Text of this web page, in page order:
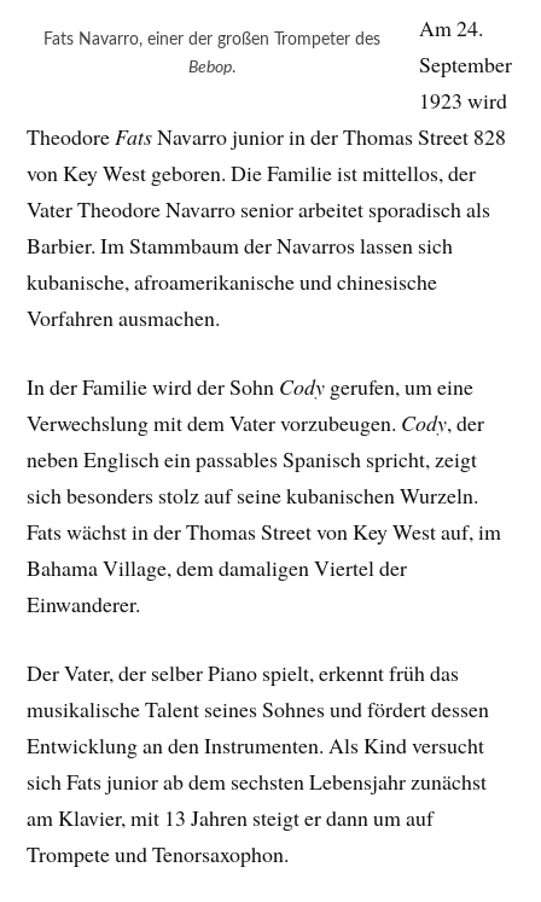
Fats Navarro, einer der großen Trompeter des
Bebop.
Am 24.
September
1923 wird
TheodoreFatsNavarro junior in der Thomas Street 828
von Key West geboren. Die Familie ist mittellos, der
Vater Theodore Navarro senior arbeitet sporadisch als
Barbier. Im Stammbaum der Navarros lassen sich
kubanische, afroamerikanische und chinesische
Vorfahren ausmachen.
In der Familie wird der Sohn Cody gerufen, um eine
Verwechslung mit dem Vater vorzubeugen. Cody, der
neben Englisch ein passables Spanisch spricht, zeigt
sich besonders stolz auf seine kubanischen Wurzeln.
Fats wächst in der Thomas Street von Key West auf, im
Bahama Village, dem damaligen Viertel der
Einwanderer.
Der Vater, der selber Piano spielt, erkennt früh das
musikalische Talent seines Sohnes und fördert dessen
Entwicklung an den Instrumenten. Als Kind versucht
sich Fats junior ab dem sechsten Lebensjahr zunächst
am Klavier, mit 13 Jahren steigt er dann um auf
Trompete und Tenorsaxophon.